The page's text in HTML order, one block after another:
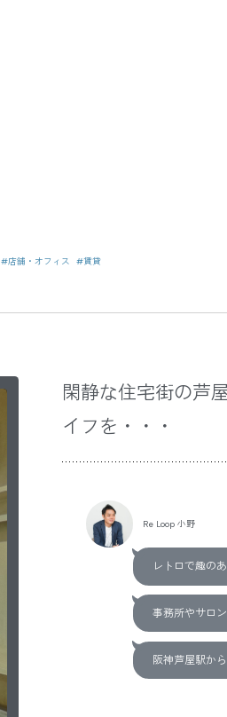
#店舗・オフィス #賃貸
閑静な住宅街の芦
イフを・・・
Re Loop 小野
レトロで趣の
事務所やサロ
阪神芦屋駅か